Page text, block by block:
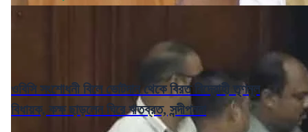
ওবিসি সংশোধনী বিলে ভোটদান থেকে বিরত বিদ্রোহী তৃণমূল
বিধায়ক, কক্ষ ছাড়লেন ঘিরে ঋতব্রত, সন্দীপনরা